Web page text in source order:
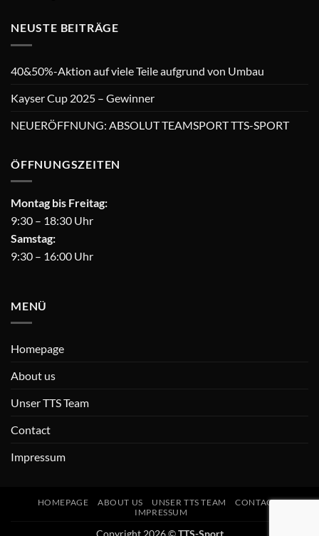
NEUSTE BEITRÄGE
40&50%-Aktion auf viele Teile aufgrund von Umbau
Kayser Cup 2025 – Gewinner
NEUERÖFFNUNG: ABSOLUT TEAMSPORT TTS-SPORT
ÖFFNUNGSZEITEN
Montag bis Freitag:
9:30 – 18:30 Uhr
Samstag:
9:30 – 16:00 Uhr
MENÜ
Homepage
About us
Unser TTS Team
Contact
Impressum
HOMEPAGE ABOUT US UNSER TTS TEAM
CONTACT
IMPRESSUM